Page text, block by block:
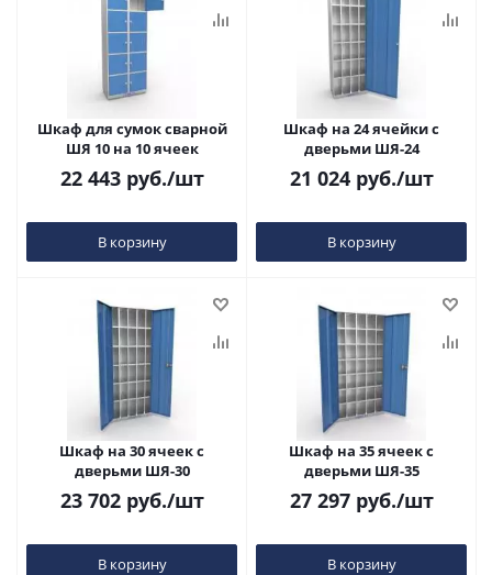
Шкаф для сумок сварной
ШЯ 10 на 10 ячеек
22 443руб./шт
В корзину
Шкаф на 24 ячейки с
дверьми ШЯ-24
21 024руб./шт
В корзину
Шкаф на 30 ячеек с
дверьми ШЯ-30
23 702руб./шт
В корзину
Шкаф на 35 ячеек с
дверьми ШЯ-35
27 297руб./шт
В корзину